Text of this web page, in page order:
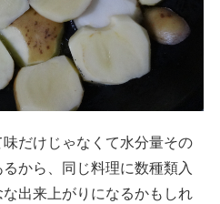
だけじゃなくて水分量その
から、同じ料理に数種類入
出来上がりになるかもしれ